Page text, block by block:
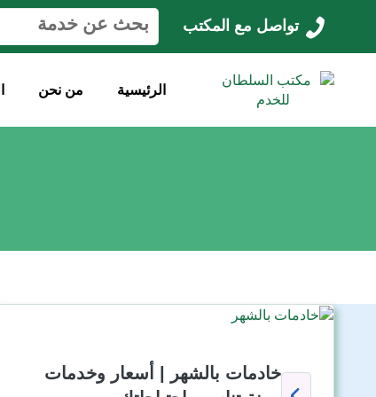
تواصل مع المكتب
ب
ث
الرئيسية من نحن
خادمات بالشهر | أسعار وخدمات